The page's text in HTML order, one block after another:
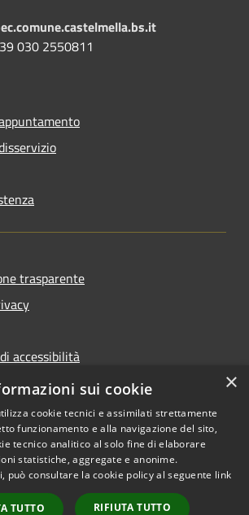
030 2550811
trasparente
accessibilità
Copyright © 2026 • Comune di
Castel Mella • Powered by
Municipium•
Accesso
×
sui cookie
cookie tecnici e assimilati strettamente
funzionamento e alla navigazione del sito,
tecnico analitico al solo fine di elaborare
statistiche, aggregate e anonime.
può consultare la cookie policy al seguente link
TUTTO RIFIUTA TUTTO